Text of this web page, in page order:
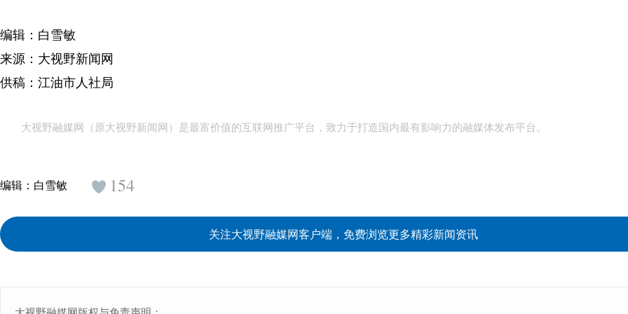
编辑：白雪敏
来源：大视野新闻网
供稿：江油市人社局
大视野融媒网（原大视野新闻网）是最富价值的互联网推广平台，致力于打造国内最有影响力的融媒体发布平台。
编辑： 白雪敏 154
关注大视野融媒网客户端，免费浏览更多精彩新闻资讯